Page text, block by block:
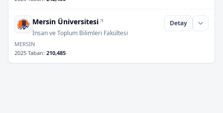
Mersin Üniversitesi
İnsan ve Toplum Bilimleri Fakültesi
Detay
MERSİN
2025 Taban: 210,485